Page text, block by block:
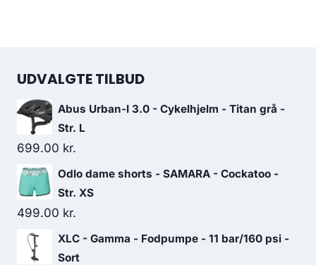
UDVALGTE TILBUD
Abus Urban-I 3.0 - Cykelhjelm - Titan grå -
Str. L
699.00 kr.
Odlo dame shorts - SAMARA - Cockatoo -
Str. XS
499.00 kr.
XLC - Gamma - Fodpumpe - 11 bar/160 psi -
Sort